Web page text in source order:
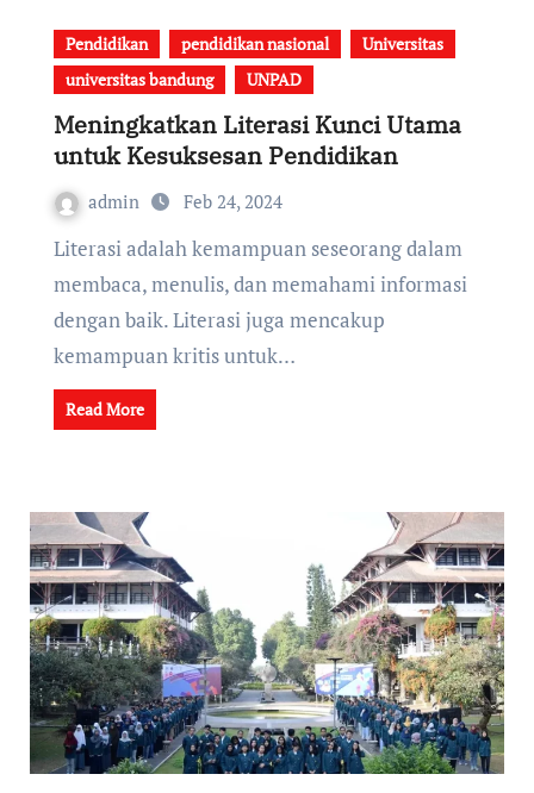
Pendidikan pendidikan nasional
Universitas
universitas bandung
UNPAD
Meningkatkan Literasi Kunci Utama
untuk Kesuksesan Pendidikan
admin Feb 24, 2024
Literasi adalah kemampuan seseorang dalam
membaca, menulis, dan memahami informasi
dengan baik. Literasi juga mencakup
kemampuan kritis untuk…
Read More